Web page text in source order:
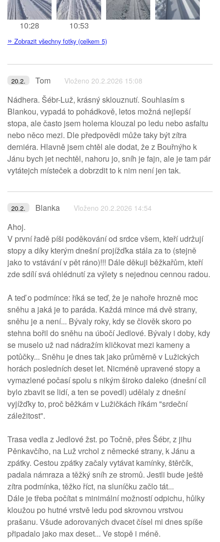
10:28 10:53
» Zobrazit všechny fotky (celkem 5)
20.2. Tom Vloženo 20.2.2026 15:08
Nádhera. Šébr-Luž, krásný sklouznutí. Souhlasím s
Blankou, vypadá to pohádkově, letos možná nejlepší
stopa, ale často jsem holema klouzal po ledu nebo asfaltu
nebo něco mezi. Dle předpovědi může taky být zítra
derniéra. Hlavně jsem chtěl ale dodat, že z Bouřnýho k
Jánu bych jet nechtěl, nahoru jo, sníh je fajn, ale je tam pár
vytátejch místeček a dobrzdit to k nim není jen tak.
20.2. Blanka Vloženo 20.2.2026 14:54
Ahoj.
V první řadě píši poděkování od srdce všem, kteří udržují
stopy a díky kterým dnešní projížďka stála za to (stejně
jako to vstávání v pět ráno)!!! Dále děkuji běžkařům, kteří
zde sdílí svá ohlédnutí za výlety s nejednou cennou radou.
A teď o podmínce: říká se teď, že je nahoře hrozně moc
sněhu a jaká je to paráda. Každá mince má dvě strany,
sněhu je a není... Bývaly roky, kdy se člověk skoro po
stehna bořil do sněhu na úbočí Jedlové. Bývaly i doby, kdy
se muselo už nad nádražím kličkovat mezi kameny a
potůčky... Sněhu je dnes tak jako průměrně v Lužických
horách posledních deset let. Nicméně upravené stopy a
vymazlené počasí spolu s nikým široko daleko (dnešní cíl
bylo zbavit se lidí, a ten se povedl) udělaly z dnešní
vyjížďky to, proč běžkám v Lužičkách říkám "srdeční
záležitost".
Trasa vedla z Jedlové žst. po Točně, přes Šébr, z jihu
Pěnkavčího, na Luž vrchol z německé strany, k Jánu a
zpátky. Cestou zpátky začaly vytávat kamínky, štěrčík,
padala námraza a těžký sníh ze stromů. Jestli bude ještě
zítra podmínka, těžko říct, na sluníčku začlo tát...
Dále je třeba počítat s minimální možností odpichu, hůlky
kloužou po hutné vrstvě ledu pod skrovnou vrstvou
prašanu. Všude adorovaných dvacet čísel mi dnes spíše
připadalo jako max deset... Ve stopě i méně.